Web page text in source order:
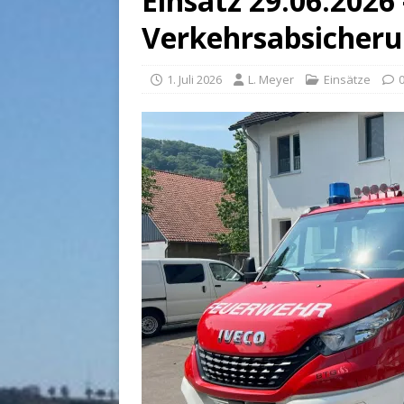
1. Juli 2026 L. Meyer Einsätze 0